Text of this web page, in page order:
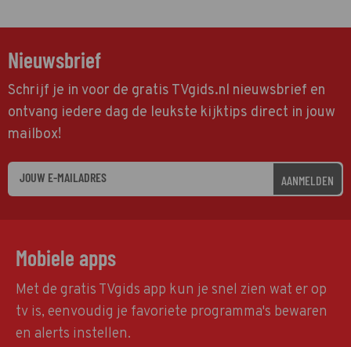
Nieuwsbrief
Schrijf je in voor de gratis TVgids.nl nieuwsbrief en
ontvang iedere dag de leukste kijktips direct in jouw
mailbox!
AANMELDEN
Mobiele apps
Met de gratis TVgids app kun je snel zien wat er op
tv is, eenvoudig je favoriete programma's bewaren
en alerts instellen.